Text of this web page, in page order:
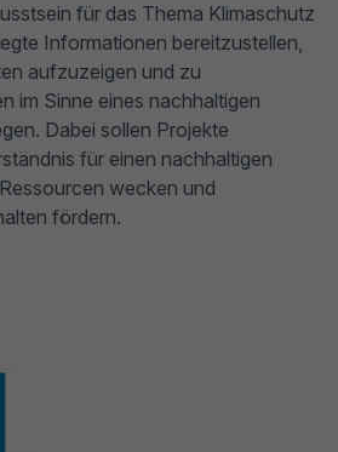
für das Thema Klimaschutz
Informationen bereitzustellen,
aufzuzeigen und zu
im Sinne eines nachhaltigen
Dabei sollen Projekte
für einen nachhaltigen
wecken und
fördern.